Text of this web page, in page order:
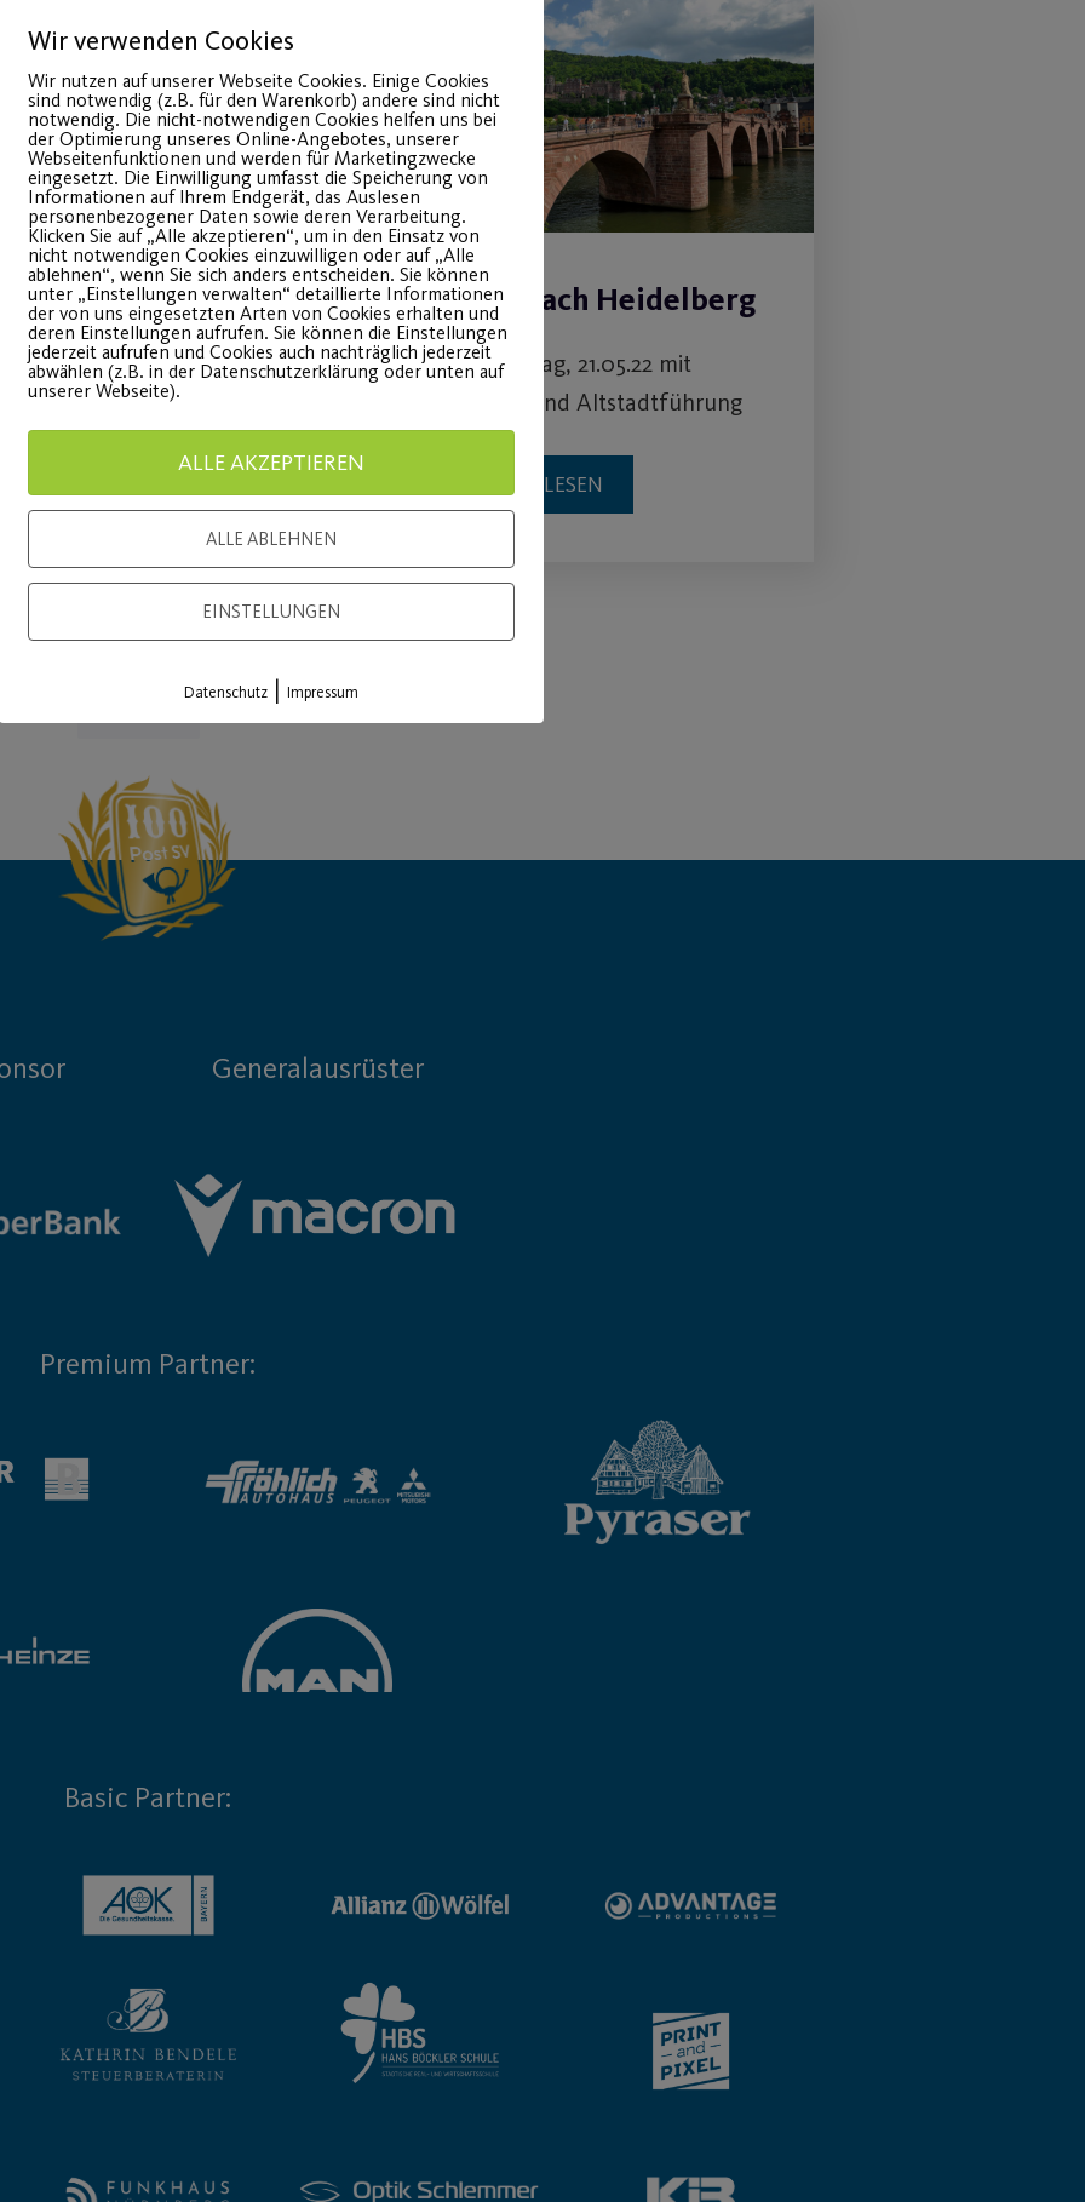
Outdoor-Fitness
nicht!
30.06.2022 anmelden und
€ Aufnahmegebühr sparen.
Reise nach Heidelberg
am Samstag, 21.05.22 mit
Schloss- und Altstadtführung
WEITERLESEN
Generalausrüster
Premium Partner:
Basic Partner:
Wir verwenden Cookies
Wir nutzen auf unserer Webseite Cookies. Einige Cookies
sind notwendig (z.B. für den Warenkorb) andere sind nicht
notwendig. Die nicht-notwendigen Cookies helfen uns bei
der Optimierung unseres Online-Angebotes, unserer
Webseitenfunktionen und werden für Marketingzwecke
eingesetzt. Die Einwilligung umfasst die Speicherung von
Informationen auf Ihrem Endgerät, das Auslesen
personenbezogener Daten sowie deren Verarbeitung.
Klicken Sie auf „Alle akzeptieren“, um in den Einsatz von
nicht notwendigen Cookies einzuwilligen oder auf „Alle
ablehnen“, wenn Sie sich anders entscheiden. Sie können
unter „Einstellungen verwalten“ detaillierte Informationen
der von uns eingesetzten Arten von Cookies erhalten und
deren Einstellungen aufrufen. Sie können die Einstellungen
jederzeit aufrufen und Cookies auch nachträglich jederzeit
abwählen (z.B. in der Datenschutzerklärung oder unten auf
unserer Webseite).
ALLE AKZEPTIEREN
ALLE ABLEHNEN
EINSTELLUNGEN
Datenschutz | Impressum